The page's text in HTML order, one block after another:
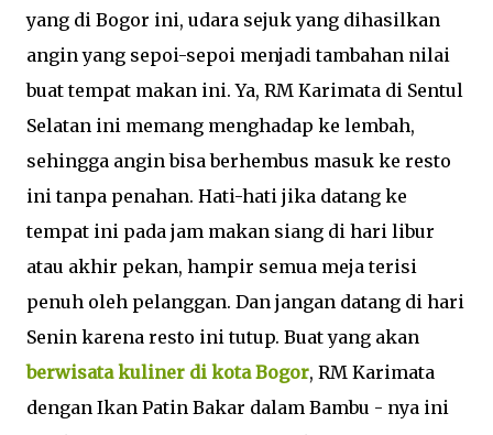
yang di Bogor ini, udara sejuk yang dihasilkan
angin yang sepoi-sepoi menjadi tambahan nilai
buat tempat makan ini. Ya, RM Karimata di Sentul
Selatan ini memang menghadap ke lembah,
sehingga angin bisa berhembus masuk ke resto
ini tanpa penahan. Hati-hati jika datang ke
tempat ini pada jam makan siang di hari libur
atau akhir pekan, hampir semua meja terisi
penuh oleh pelanggan. Dan jangan datang di hari
Senin karena resto ini tutup. Buat yang akan
berwisata kuliner di kota Bogor, RM Karimata
dengan Ikan Patin Bakar dalam Bambu - nya ini